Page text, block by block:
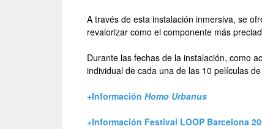
A través de esta instalación inmersiva, se
revalorizar como el componente más
Durante las fechas de la instalación, como
individual de cada una de las 10 películas
+Información Homo Urbanus
+Información Festival LOOP Barcelona